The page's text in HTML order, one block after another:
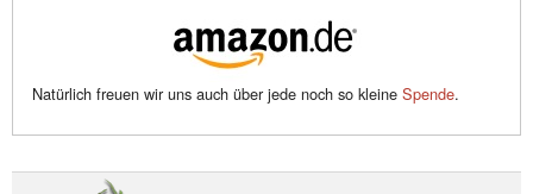
Natürlich freuen wir uns auch über jede noch so kleine Spende.